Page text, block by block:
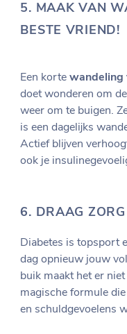
5. MAAK VAN
BESTE VRIEND!
Een kortewandeling
doet wonderen om
weer om te buigen.
is een dagelijks
Actief blijven
ook je
6. DRAAG
Diabetes is topsport
dag opnieuw jouw
buik maakt het er
magische formule
en schuldgevoelens